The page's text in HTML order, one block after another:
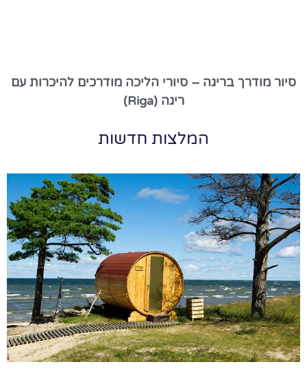
סיור מודרך בריגה – סיורי הליכה מודרכים להיכרות עם
ריגה (Riga)
המלצות חדשות